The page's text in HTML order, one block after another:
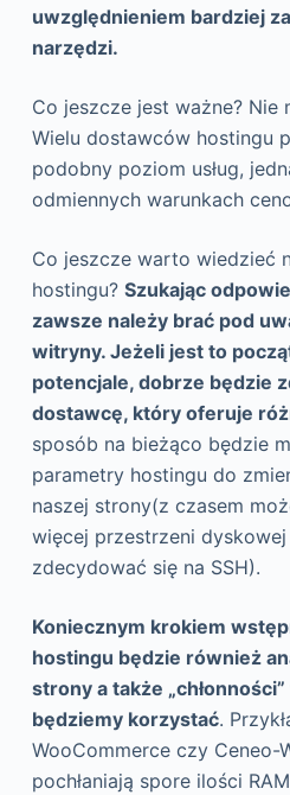
uwzględnieniem bardziej
narzędzi.
Co jeszcze jest ważne? Nie
Wielu dostawców hostingu
podobny poziom usług,
odmiennych warunkach
Co jeszcze warto wiedzieć
hostingu? Szukając
zawsze należy brać pod
witryny. Jeżeli jest to
potencjale, dobrze będzie
dostawcę, który oferuje
sposób na bieżąco będzie
parametry hostingu do
naszej strony(z czasem
więcej przestrzeni
zdecydować się na SSH).
Koniecznym krokiem
hostingu będzie również
strony a także
będziemy korzystać.
WooCommerce czy Ceneo-
pochłaniają spore ilości